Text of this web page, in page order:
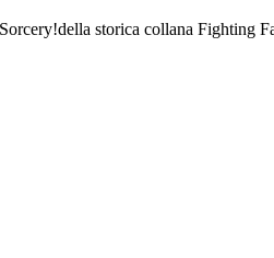
storica collana Fighting